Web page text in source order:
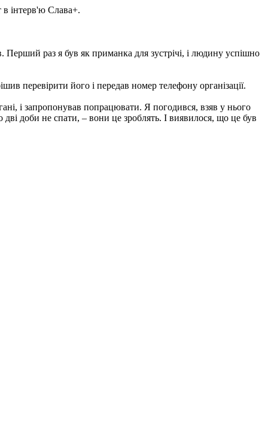
в інтерв'ю Слава+.
Перший раз я був як приманка для зустрічі, і людину успішно
перевірити його і передав номер телефону організації.
і запропонував попрацювати. Я погодився, взяв у нього
доби не спати, – вони це зроблять. І виявилося, що це був